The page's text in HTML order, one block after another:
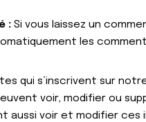
: Si vous laissez un
les
qui s’inscrivent sur
voir, modifier ou
aussi voir et modifier ces